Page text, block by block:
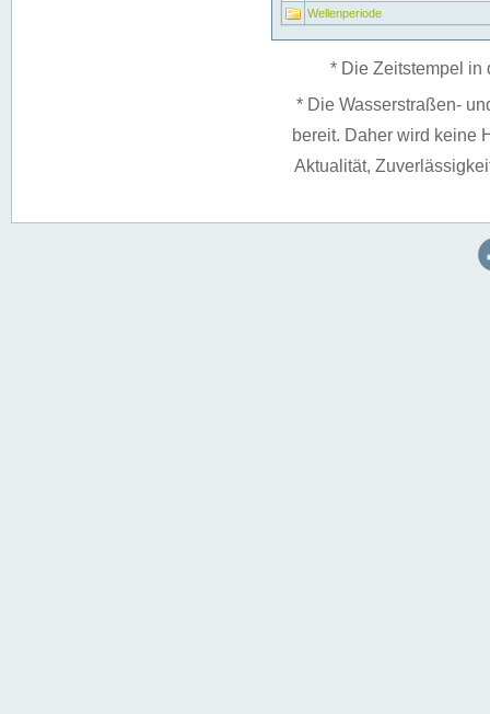
Wellenperiode
* Die Zeitstempel in
* Die Wasserstraßen-
bereit. Daher wird keine
Aktualität,